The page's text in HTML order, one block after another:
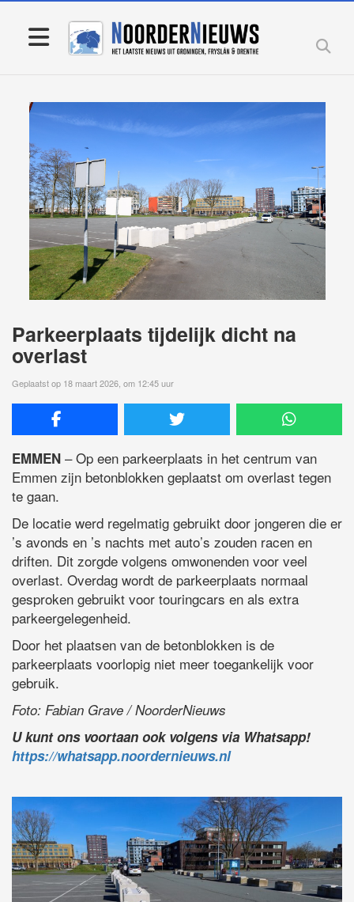
Parkeerplaats tijdelijk dicht na
overlast
Geplaatst op 18 maart 2026, om 12:45 uur
EMMEN – Op een parkeerplaats in het centrum van
Emmen zijn betonblokken geplaatst om overlast tegen
te gaan.
De locatie werd regelmatig gebruikt door jongeren die er
’s avonds en ’s nachts met auto’s zouden racen en
driften. Dit zorgde volgens omwonenden voor veel
overlast. Overdag wordt de parkeerplaats normaal
gesproken gebruikt voor touringcars en als extra
parkeergelegenheid.
Door het plaatsen van de betonblokken is de
parkeerplaats voorlopig niet meer toegankelijk voor
gebruik.
Foto: Fabian Grave / NoorderNieuws
U kunt ons voortaan ook volgens via Whatsapp!
https://whatsapp.noordernieuws.nl